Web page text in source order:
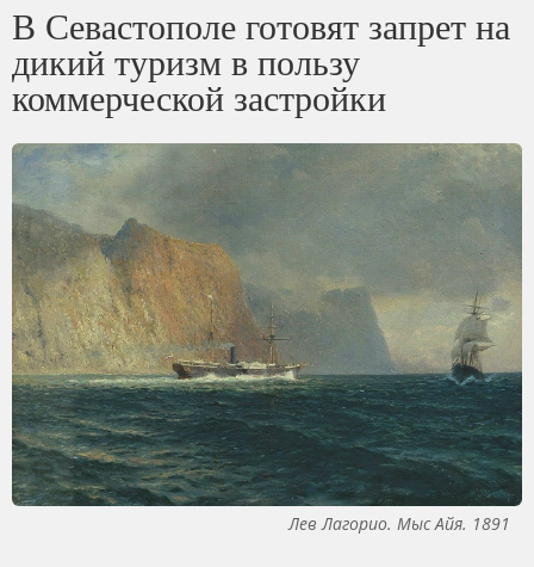
В Севастополе готовят запрет на
дикий туризм в пользу
коммерческой застройки
Лев Лагорио. Мыс Айя. 1891